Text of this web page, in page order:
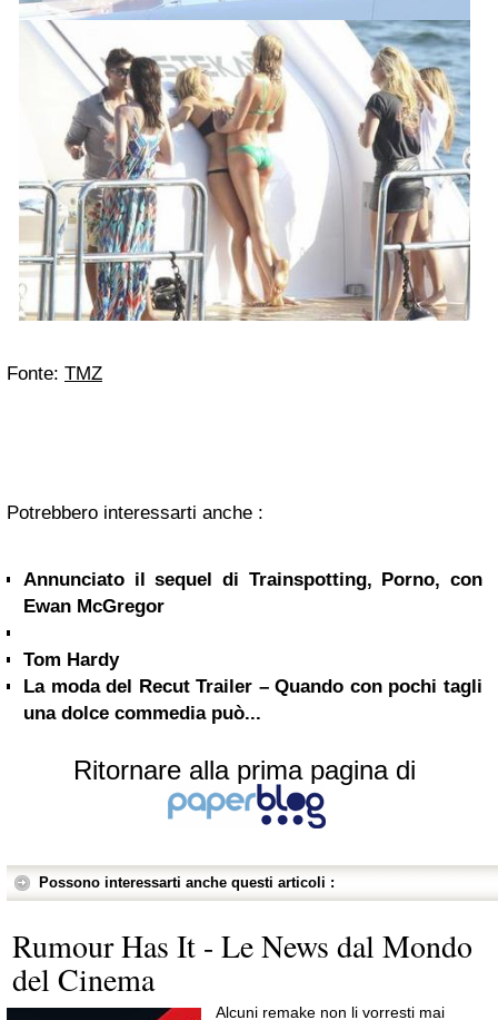
Fonte: TMZ
Potrebbero interessarti anche :
Annunciato il sequel di Trainspotting, Porno, con
Ewan McGregor
Tom Hardy
La moda del Recut Trailer – Quando con pochi tagli
una dolce commedia può...
Ritornare alla prima pagina di
Possono interessarti anche questi articoli :
Rumour Has It - Le News dal Mondo
del Cinema
Alcuni remake non li vorresti mai